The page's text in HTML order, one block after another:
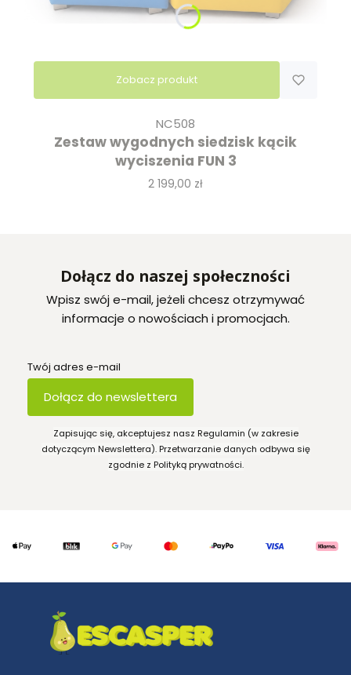
Zobacz produkt
NC508
Zestaw wygodnych siedzisk kącik
wyciszenia FUN 3
Cena
2 199,00 zł
Dołącz do naszej społeczności
Wpisz swój e-mail, jeżeli chcesz otrzymywać
informacje o nowościach i promocjach.
Twój adres e-mail
Dołącz do newslettera
Zapisując się, akceptujesz nasz Regulamin (w zakresie
dotyczącym Newslettera). Przetwarzanie danych odbywa się
zgodnie z Polityką prywatności.